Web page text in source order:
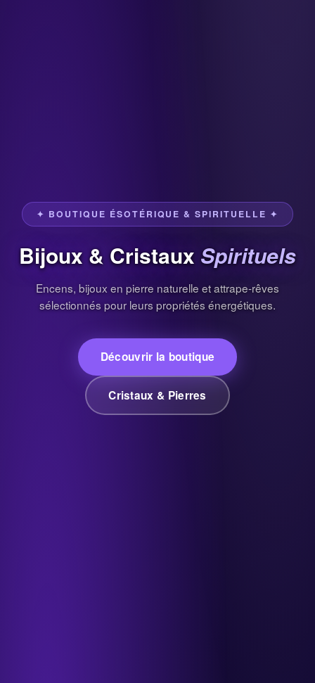
✦ BOUTIQUE ÉSOTÉRIQUE & SPIRITUELLE ✦
Bijoux & Cristaux Spirituels
Encens, bijoux en pierre naturelle et attrape-rêves
sélectionnés pour leurs propriétés énergétiques.
Découvrir la boutique
Cristaux & Pierres